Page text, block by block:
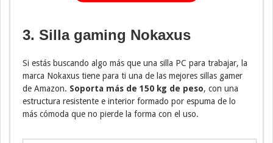
3. Silla gaming Nokaxus
Si estás buscando algo más que una silla PC para trabajar, la
marca Nokaxus tiene para ti una de las mejores sillas gamer
de Amazon. Soporta más de 150 kg de peso, con una
estructura resistente e interior formado por espuma de lo
más cómoda que no pierde la forma con el uso.